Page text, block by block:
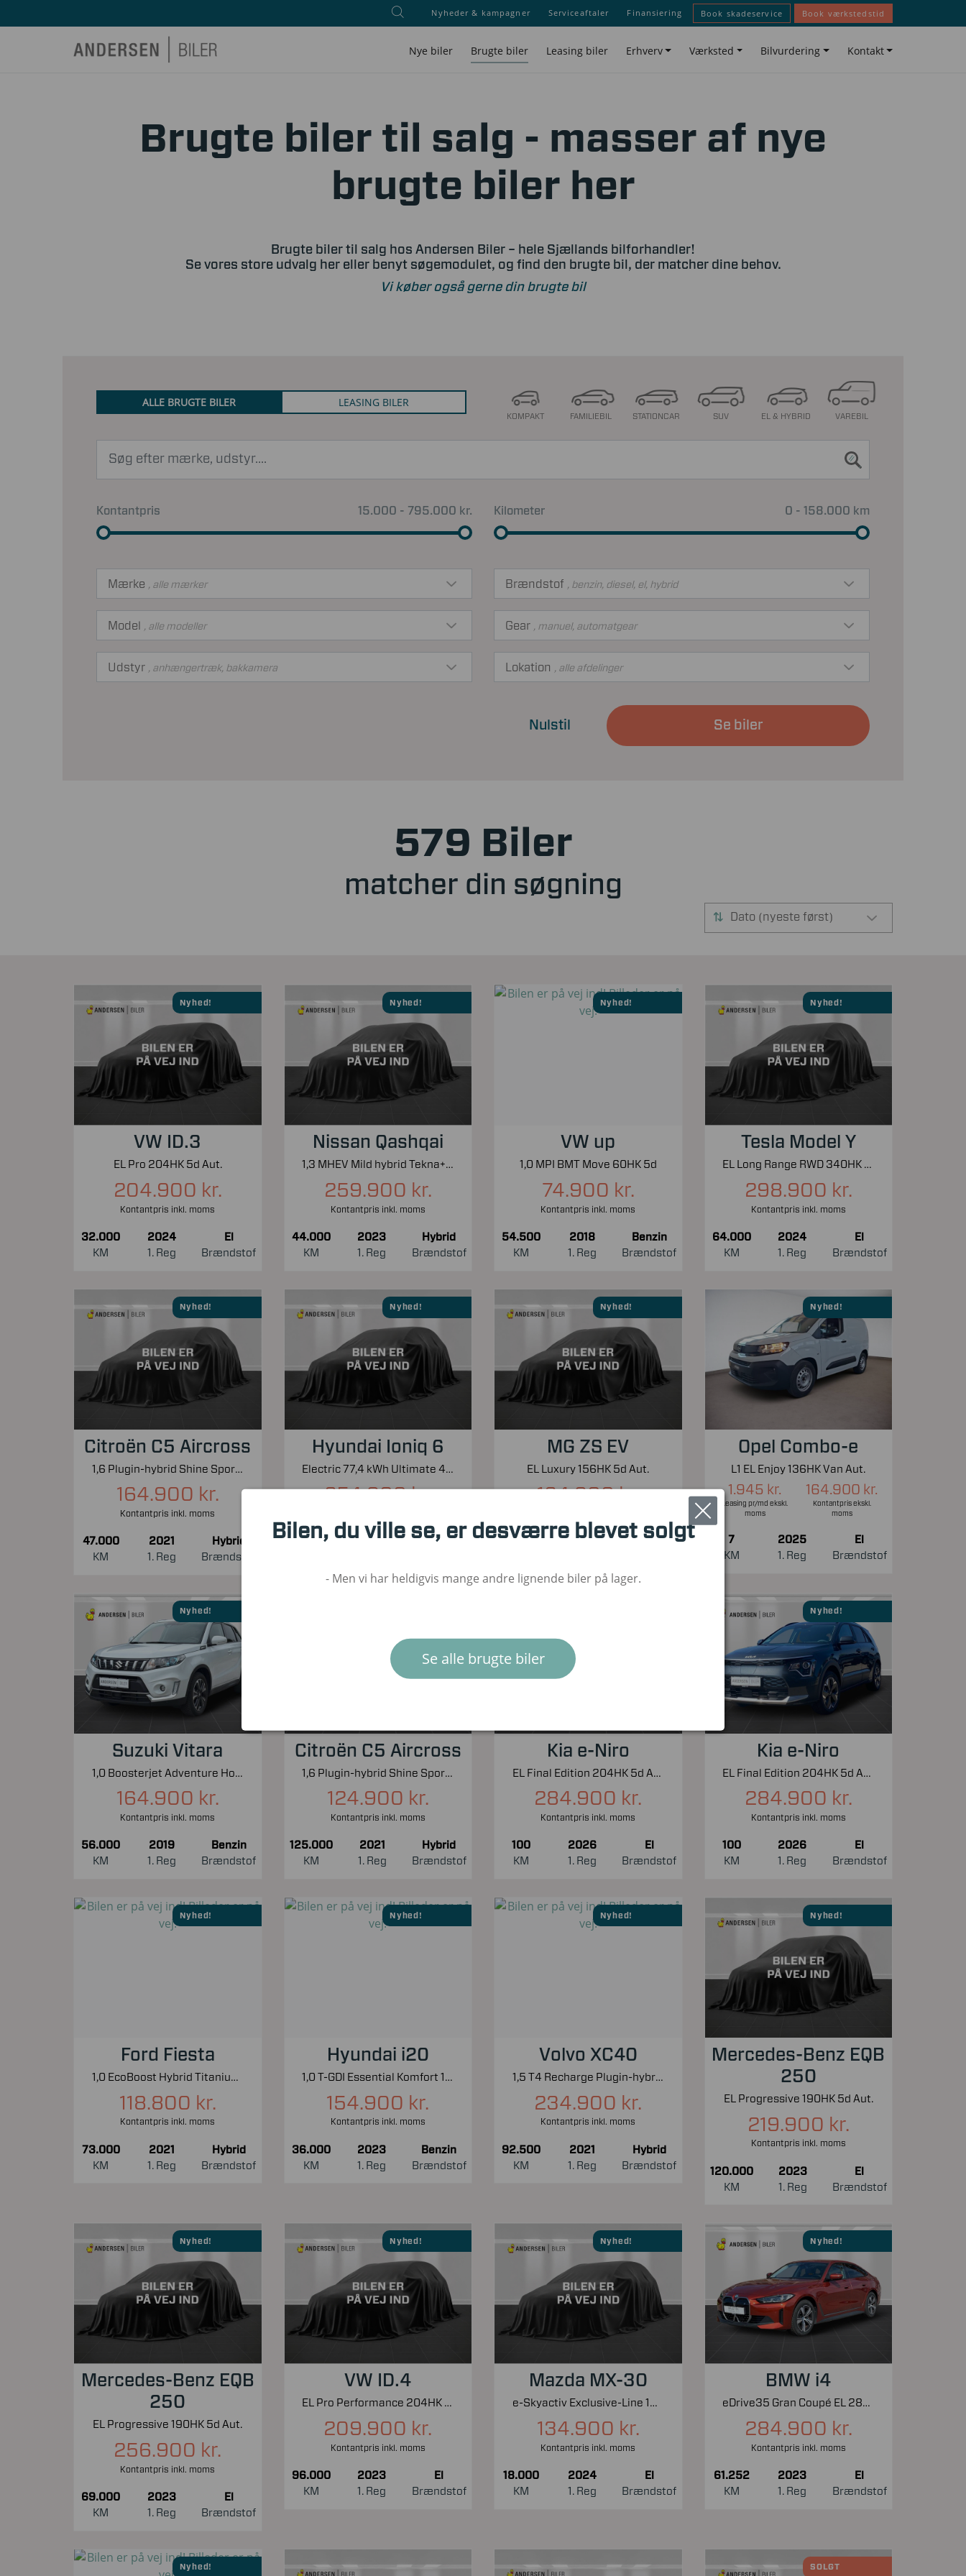
Nyheder & kampagner Serviceaftaler Finansiering Book skadeservice Book værkstedstid
Nye biler Brugte biler Leasing biler Erhverv Værksted Bilvurdering Kontakt
Brugte biler til salg - masser af nye
brugte biler her
Brugte biler til salg hos Andersen Biler – hele Sjællands bilforhandler!
Se vores store udvalg her eller benyt søgemodulet, og find den brugte bil, der matcher dine behov.
Vi køber også gerne din brugte bil
ALLE BRUGTE BILER LEASING BILER
KOMPAKT FAMILIEBIL STATIONCAR SUV EL & HYBRID VAREBIL
Kontantpris 15.000 - 795.000 kr. Kilometer 0 - 158.000 km
Mærke , alle mærker
Model , alle modeller
Brændstof , benzin, diesel, el, hybrid
Gear , manuel, automatgear
Udstyr , anhængertræk, bakkamera Lokation , alle afdelinger
Nulstil Se biler
579 Biler
matcher din søgning
Dato (nyeste først)
Nyhed!
VW ID.3
EL Pro 204HK 5d Aut.
204.900 kr.
Kontantpris inkl. moms
32.000
KM
2024
1. Reg
El
Brændstof
Nyhed!
Nissan Qashqai
1,3 MHEV Mild hybrid Tekna+ X-Tronic 158HK 5d 7g Aut.
259.900 kr.
Kontantpris inkl. moms
44.000
KM
2023
1. Reg
Hybrid
Brændstof
Nyhed!
VW up
1,0 MPI BMT Move 60HK 5d
74.900 kr.
Kontantpris inkl. moms
54.500
KM
2018
1. Reg
Benzin
Brændstof
Nyhed!
Tesla Model Y
EL Long Range RWD 340HK 5d Aut.
298.900 kr.
Kontantpris inkl. moms
64.000
KM
2024
1. Reg
El
Brændstof
Nyhed!
Citroën C5 Aircross
1,6 Plugin-hybrid Shine Sport EAT8 225HK 5d 8g Aut.
164.900 kr.
Kontantpris inkl. moms
47.000
KM
2021
1. Reg
Hybrid
Brændstof
Nyhed!
Hyundai Ioniq 6
Electric 77,4 kWh Ultimate 4WD 325HK Aut.
254.900 kr.
54.000
2023
El
Nyhed!
MG ZS EV
EL Luxury 156HK 5d Aut.
164.900 kr.
30.000
2023
El
Nyhed!
Opel Combo-e
L1 EL Enjoy 136HK Van Aut.
1.945 kr.
Leasing pr/md ekskl.
moms
164.900 kr.
Kontantpris ekskl.
moms
7
KM
2025
1. Reg
El
Brændstof
Nyhed!
Suzuki Vitara
1,0 Boosterjet Adventure Holiday 112HK 5d 6g Aut.
164.900 kr.
Kontantpris inkl. moms
56.000
KM
2019
1. Reg
Benzin
Brændstof
Citroën C5 Aircross
1,6 Plugin-hybrid Shine Sport EAT8 225HK 5d 8g Aut.
124.900 kr.
Kontantpris inkl. moms
125.000
KM
2021
1. Reg
Hybrid
Brændstof
Kia e-Niro
EL Final Edition 204HK 5d Aut.
284.900 kr.
Kontantpris inkl. moms
100
KM
2026
1. Reg
El
Brændstof
Nyhed!
Kia e-Niro
EL Final Edition 204HK 5d Aut.
284.900 kr.
Kontantpris inkl. moms
100
KM
2026
1. Reg
El
Brændstof
Nyhed!
Ford Fiesta
1,0 EcoBoost Hybrid Titanium X Start/Stop 125HK 5d 6g
118.800 kr.
Kontantpris inkl. moms
73.000
KM
2021
1. Reg
Hybrid
Brændstof
Nyhed!
Hyundai i20
1,0 T-GDI Essential Komfort 100HK 5d 6g
154.900 kr.
Kontantpris inkl. moms
36.000
KM
2023
1. Reg
Benzin
Brændstof
Nyhed!
Volvo XC40
1,5 T4 Recharge Plugin-hybrid Inscription Expression 211HK 5d 7g Aut.
234.900 kr.
Kontantpris inkl. moms
92.500
KM
2021
1. Reg
Hybrid
Brændstof
Nyhed!
Mercedes-Benz EQB
250
EL Progressive 190HK 5d Aut.
219.900 kr.
Kontantpris inkl. moms
120.000
KM
2023
1. Reg
El
Brændstof
Nyhed!
Mercedes-Benz EQB
250
EL Progressive 190HK 5d Aut.
256.900 kr.
Kontantpris inkl. moms
69.000
KM
2023
1. Reg
El
Brændstof
Nyhed!
VW ID.4
EL Pro Performance 204HK 5d Aut.
209.900 kr.
Kontantpris inkl. moms
96.000
KM
2023
1. Reg
El
Brændstof
Nyhed!
Mazda MX-30
e-Skyactiv Exclusive-Line 145HK 5d Aut.
134.900 kr.
Kontantpris inkl. moms
18.000
KM
2024
1. Reg
El
Brændstof
Nyhed!
BMW i4
eDrive35 Gran Coupé EL 286HK 5d Aut.
284.900 kr.
Kontantpris inkl. moms
61.252
KM
2023
1. Reg
El
Brændstof
Nyhed! SOLGT
Bilen, du ville se, er desværre blevet solgt
- Men vi har heldigvis mange andre lignende biler på lager.
Se alle brugte biler